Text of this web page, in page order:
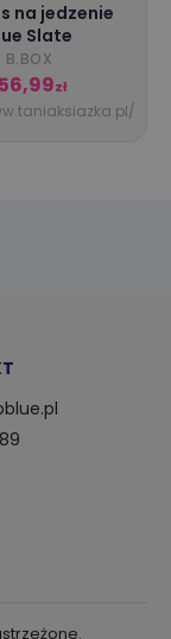
na jedzenie
Slate
B.BOX
zł